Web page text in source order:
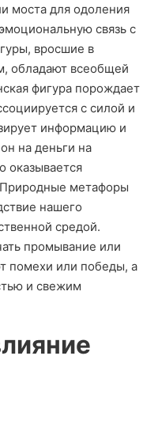
моста для одоления
связь с
вросшие в
обладают всеобщей
фигура порождает
с силой и
информацию и
на деньги на
оказывается
Природные метафоры
нашего
средой.
промывание или
помехи или победы, а
и свежим